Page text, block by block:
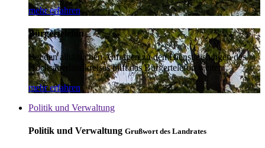
mehr erfahren
Bürgertelefon
Bei den alltäglichen Anfragen zu den Dienstleistungen des
Hochsauerlandkreises hilft das Bürgertelefon weiter.
mehr erfahren
Politik und Verwaltung
Politik und Verwaltung Grußwort des Landrates